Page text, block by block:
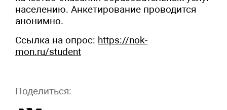
населению. Анкетирование проводится
анонимно.
Ссылка на опрос: https://nok-
mon.ru/student
Поделиться: